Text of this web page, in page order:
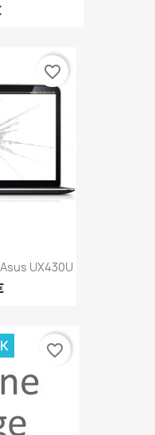
UX430U
favorite_border
favorite_border